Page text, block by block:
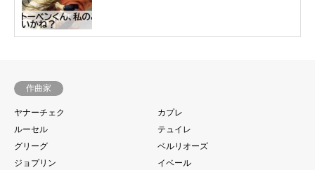
作曲家
ヤナーチェク
カプレ
ルーセル
テュイレ
グリーグ
ベルリオーズ
ジョプリン
イベール